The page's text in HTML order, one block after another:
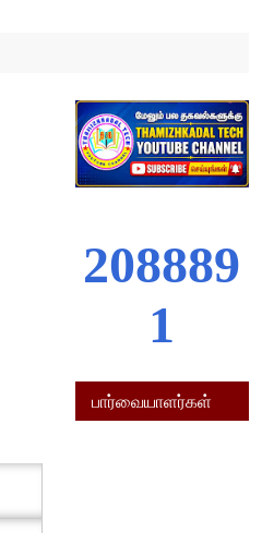
208889
1
பார்வையாளர்கள்